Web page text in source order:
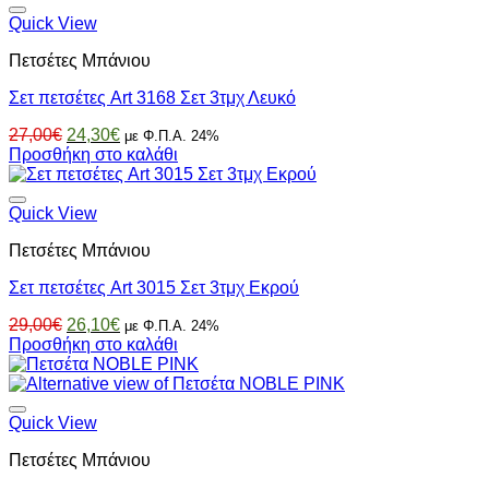
στη
σελίδα
προϊόντος
Quick View
Πετσέτες Μπάνιου
Σετ πετσέτες Art 3168 Σετ 3τμχ Λευκό
27,00€ Original
price
was:
24,30€Η
τρέχουσα
τιμή
με Φ.Π.Α. 24%
Προσθήκη στο καλάθι
Quick View
Πετσέτες Μπάνιου
Σετ πετσέτες Art 3015 Σετ 3τμχ Εκρού
29,00€ Original
price
was:
29,00€.
26,10€Η
τρέχουσα
τιμή
είναι:
με Φ.Π.Α. 24%
Προσθήκη στο καλάθι
Quick View
Πετσέτες Μπάνιου